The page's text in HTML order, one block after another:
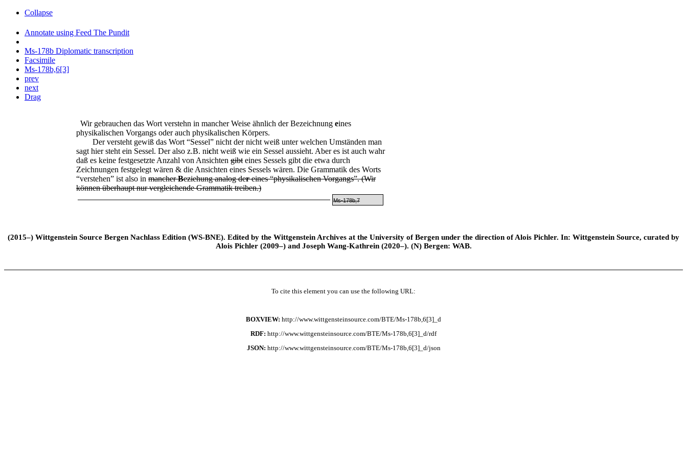
Collapse
Annotate using Feed The Pundit
Ms-178b Diplomatic transcription
Facsimile
Ms-178b,6[3]
prev
next
Drag
Wir gebrauchen das Wort verstehn in mancher Weise ähnlich der Bezeichnung eines
physikalischen Vorgangs oder auch physikalischen Körpers.
Der versteht gewiß das Wort “Sessel” nicht der nicht weiß unter welchen Umständen man
sagt hier steht ein Sessel. Der also z.B. nicht weiß wie ein Sessel aussieht. Aber es ist auch wahr
daß es keine festgesetzte Anzahl von Ansichten gibt eines Sessels gibt die etwa durch
Zeichnungen festgelegt wären & die Ansichten eines Sessels wären. Die Grammatik des Worts
“verstehen” ist also in mancherBeziehung analog dereines “physikalischen Vorgangs”. (Wir
können überhaupt nur vergleichende Grammatik treiben.)
Ms-178b,7
(2015–) Wittgenstein Source Bergen Nachlass Edition (WS-BNE). Edited by the Wittgenstein Archives at the University of Bergen under the direction of Alois Pichler. In: Wittgenstein Source, curated by
Alois Pichler (2009–) and Joseph Wang-Kathrein (2020–). (N) Bergen: WAB.
To cite this element you can use the following URL:
BOXVIEW: http://www.wittgensteinsource.com/BTE/Ms-178b,6[3]_d
RDF: http://www.wittgensteinsource.com/BTE/Ms-178b,6[3]_d/rdf
JSON: http://www.wittgensteinsource.com/BTE/Ms-178b,6[3]_d/json